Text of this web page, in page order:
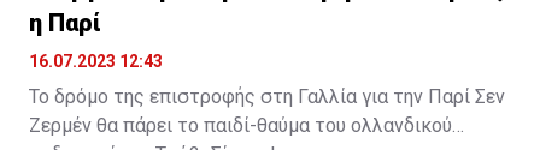
η Παρί
16.07.2023 12:43
Το δρόμο της επιστροφής στη Γαλλία για την Παρί Σεν
Ζερμέν θα πάρει το παιδί-θαύμα του ολλανδικού